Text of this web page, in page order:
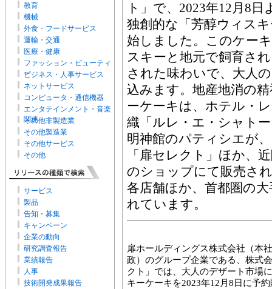
教育
機械
外食・フードサービス
運輸・交通
医療・健康
ファッション・ビューティ
ー
ビジネス・人事サービス
ネットサービス
コンピュータ・通信機器
エンタテインメント・音楽
関連
その他非製造業
その他製造業
その他サービス
その他
サービス
製品
告知・募集
キャンペーン
企業の動向
研究調査報告
業績報告
人事
技術開発成果報告
ト」で、2023年12月8
独創的な「芳醇ウィス
始しました。このケー
スキーと地元で飼育さ
された味わいで、大人
込みます。地産地消の
ーケーキは、ホテル・
織「ルレ・エ・シャト
明神館のパティシエが
「扉セレクト」ほか、
のショップにて販売さ
各店舗ほか、首都圏の
れています。
扉ホールディングス株式会社（本
政）のグループ企業である、株式
クト」では、大人のデザート市場
キーケーキを2023年12月8日に予